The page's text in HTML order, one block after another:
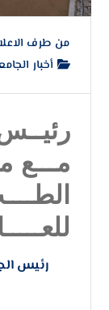
من طرف
أخبار
مـــع
للعـــــام
رئيس